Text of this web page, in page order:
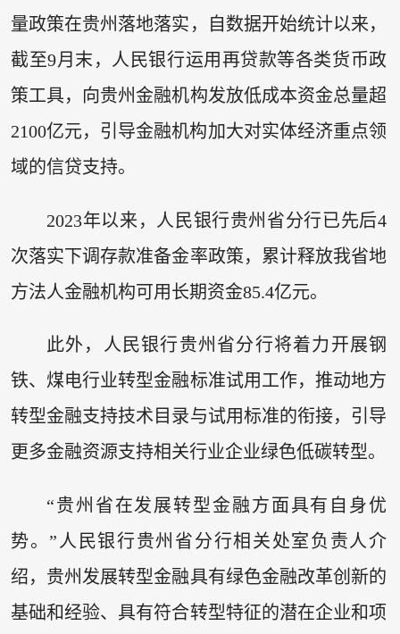
量政策在贵州落地落实，自数据开始统计以来，
截至9月末，人民银行运用再贷款等各类货币政
策工具，向贵州金融机构发放低成本资金总量超
2100亿元，引导金融机构加大对实体经济重点领
域的信贷支持。
2023年以来，人民银行贵州省分行已先后4
次落实下调存款准备金率政策，累计释放我省地
方法人金融机构可用长期资金85.4亿元。
此外，人民银行贵州省分行将着力开展钢
铁、煤电行业转型金融标准试用工作，推动地方
转型金融支持技术目录与试用标准的衔接，引导
更多金融资源支持相关行业企业绿色低碳转型。
“贵州省在发展转型金融方面具有自身优
势。”人民银行贵州省分行相关处室负责人介
绍，贵州发展转型金融具有绿色金融改革创新的
基础和经验、具有符合转型特征的潜在企业和项